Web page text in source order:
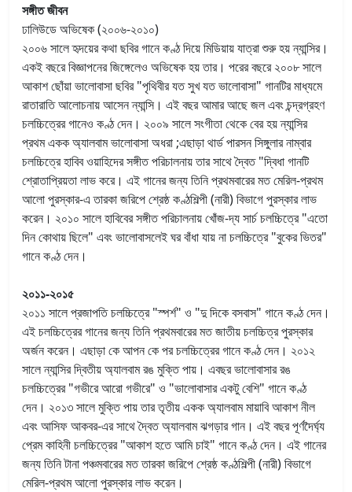
সঙ্গীত জীবন
ঢালিউডে অভিষেক (২০০৬-২০১০)
২০০৬ সালে হৃদয়ের কথা ছবির গানে কণ্ঠ দিয়ে মিডিয়ায় যাত্রা শুরু হয় ন্যান্সির।
একই বছরে বিজ্ঞাপনের জিঙ্গেলেও অভিষেক হয় তার। পরের বছরে ২০০৮ সালে
আকাশ ছোঁয়া ভালোবাসা ছবির "পৃথিবীর যত সুখ যত ভালোবাসা" গানটির মাধ্যমে
রাতারাতি আলোচনায় আসেন ন্যান্সি। এই বছর আমার আছে জল এবং চন্দ্রগ্রহণ
চলচ্চিত্রের গানেও কণ্ঠ দেন। ২০০৯ সালে সংগীতা থেকে বের হয় ন্যান্সির
প্রথম একক অ্যালবাম ভালোবাসা অধরা ;এছাড়া থার্ড পারসন সিঙ্গুলার নাম্বার
চলচ্চিত্রে হাবিব ওয়াহিদের সঙ্গীত পরিচালনায় তার সাথে দ্বৈত "দ্বিধা গানটি
শ্রোতাপ্রিয়তা লাভ করে। এই গানের জন্য তিনি প্রথমবারের মত মেরিল-প্রথম
আলো পুরস্কার-এ তারকা জরিপে শ্রেষ্ঠ কণ্ঠশিল্পী (নারী) বিভাগে পুরস্কার লাভ
করেন। ২০১০ সালে হাবিবের সঙ্গীত পরিচালনায় খোঁজ-দ্য সার্চ চলচ্চিত্রে "এতো
দিন কোথায় ছিলে" এবং ভালোবাসলেই ঘর বাঁধা যায় না চলচ্চিত্রে "বুকের ভিতর"
গানে কণ্ঠ দেন।
২০১১-২০১৫
২০১১ সালে প্রজাপতি চলচ্চিত্রে "স্পর্শ" ও "দু দিকে বসবাস" গানে কণ্ঠ দেন।
এই চলচ্চিত্রের গানের জন্য তিনি প্রথমবারের মত জাতীয় চলচ্চিত্র পুরস্কার
অর্জন করেন। এছাড়া কে আপন কে পর চলচ্চিত্রের গানে কণ্ঠ দেন। ২০১২
সালে ন্যান্সির দ্বিতীয় অ্যালবাম রঙ মুক্তি পায়। এবছর ভালোবাসার রঙ
চলচ্চিত্রের "গভীরে আরো গভীরে" ও "ভালোবাসার একটু বেশি" গানে কণ্ঠ
দেন। ২০১৩ সালে মুক্তি পায় তার তৃতীয় একক অ্যালবাম মায়াবি আকাশ নীল
এবং আসিফ আকবর-এর সাথে দ্বৈত অ্যালবাম ঝগড়ার গান। এই বছর পূর্ণদৈর্ঘ্য
প্রেম কাহিনী চলচ্চিত্রের "আকাশ হতে আমি চাই" গানে কণ্ঠ দেন। এই গানের
জন্য তিনি টানা পঞ্চমবারের মত তারকা জরিপে শ্রেষ্ঠ কণ্ঠশিল্পী (নারী) বিভাগে
মেরিল-প্রথম আলো পুরস্কার লাভ করেন।